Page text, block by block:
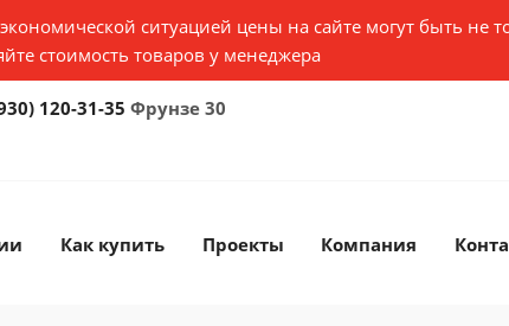
ситуацией цены на сайте могут быть не
стоимость товаров у менеджера
120-31-35 Фрунзе 30
Как купить Проекты Компания